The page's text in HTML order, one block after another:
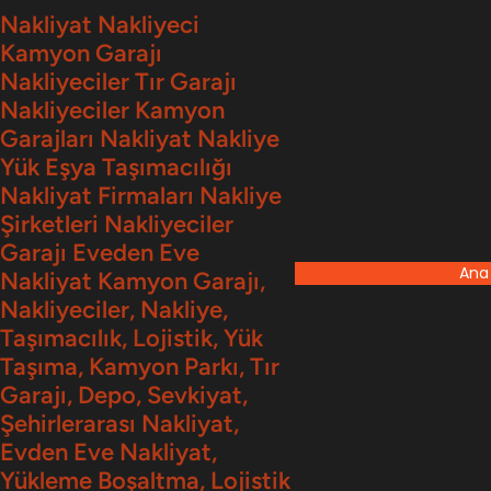
İçeriğe
geç
Nakliyat Nakliyeci
Kamyon Garajı
Nakliyeciler Tır Garajı
Nakliyeciler Kamyon
Garajları Nakliyat Nakliye
Yük Eşya Taşımacılığı
Nakliyat Firmaları Nakliye
Şirketleri Nakliyeciler
Garajı Eveden Eve
Nakliyat Kamyon Garajı,
Nakliyeciler, Nakliye,
Taşımacılık, Lojistik, Yük
Taşıma, Kamyon Parkı, Tır
Garajı, Depo, Sevkiyat,
Şehirlerarası Nakliyat,
Evden Eve Nakliyat,
Yükleme Boşaltma, Lojistik